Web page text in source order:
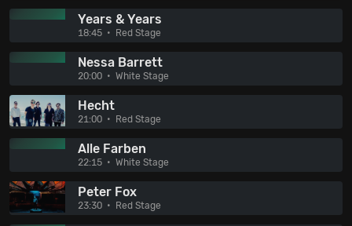
Years & Years
18:45 Red Stage
Nessa Barrett
20:00 White Stage
Hecht
21:00 Red Stage
Alle Farben
22:15 White Stage
Peter Fox
23:30 Red Stage